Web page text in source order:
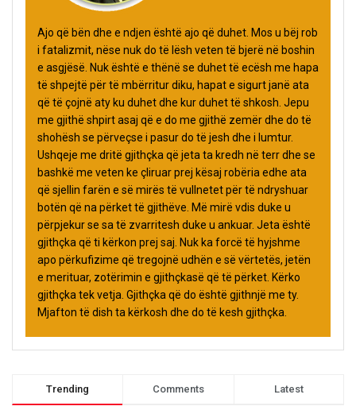
Ajo që bën dhe e ndjen është ajo që duhet. Mos u bëj rob
i fatalizmit, nëse nuk do të lësh veten të bjerë në boshin
e asgjësë. Nuk është e thënë se duhet të ecësh me hapa
të shpejtë për të mbërritur diku, hapat e sigurt janë ata
që të çojnë aty ku duhet dhe kur duhet të shkosh. Jepu
me gjithë shpirt asaj që e do me gjithë zemër dhe do të
shohësh se përveçse i pasur do të jesh dhe i lumtur.
Ushqeje me dritë gjithçka që jeta ta kredh në terr dhe se
bashkë me veten ke çliruar prej kësaj robëria edhe ata
që sjellin farën e së mirës të vullnetet për të ndryshuar
botën që na përket të gjithëve. Më mirë vdis duke u
përpjekur se sa të zvarritesh duke u ankuar. Jeta është
gjithçka që ti kërkon prej saj. Nuk ka forcë të hyjshme
apo përkufizime që tregojnë udhën e së vërtetës, jetën
e merituar, zotërimin e gjithçkasë që të përket. Kërko
gjithçka tek vetja. Gjithçka që do është gjithnjë me ty.
Mjafton të dish ta kërkosh dhe do të kesh gjithçka.
Trending Comments Latest